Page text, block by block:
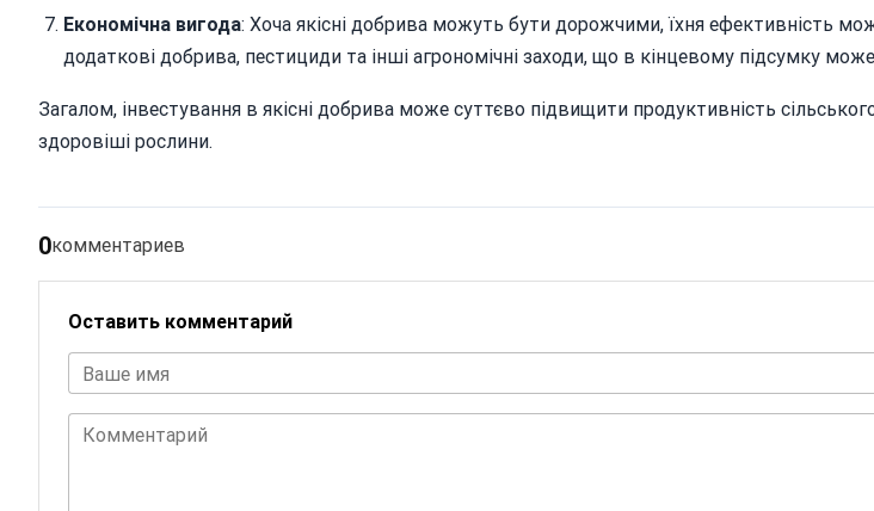
Економічна вигода: Хоча якісні добрива можуть бути дорожчими, їхня ефективність
додаткові добрива, пестициди та інші агрономічні заходи, що в кінцевому підсумку
Загалом, інвестування в якісні добрива може суттєво підвищити продуктивність
здоровіші рослини.
0комментариев
Оставить комментарий
Ваше имя
Комментарий